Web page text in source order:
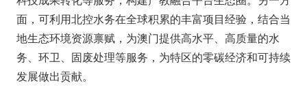
面，可利用北控水务在全球积累的丰富项目经验，结合当
地生态环境资源禀赋，为澳门提供高水平、高质量的水
务、环卫、固废处理等服务，为特区的零碳经济和可持续
发展做出贡献。